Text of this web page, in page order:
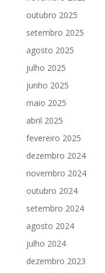
outubro 2025
setembro 2025
agosto 2025
julho 2025
junho 2025
maio 2025
abril 2025
fevereiro 2025
dezembro 2024
novembro 2024
outubro 2024
setembro 2024
agosto 2024
julho 2024
dezembro 2023